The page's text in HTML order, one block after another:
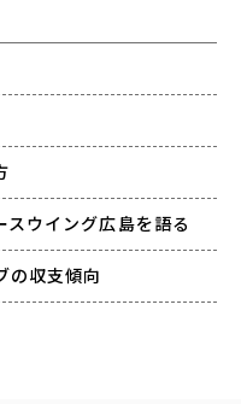
ウイング広島を語る
の収支傾向